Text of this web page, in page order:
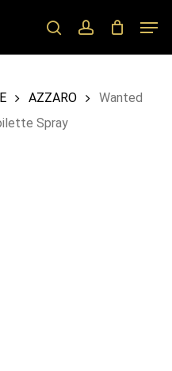
searchaccount
AZZARO
Wanted
Spray